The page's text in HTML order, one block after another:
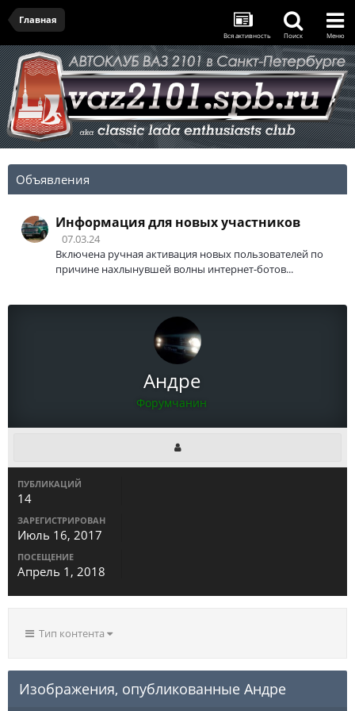
Главная
Вся активность Поиск Меню
Объявления
Информация для новых участников
07.03.24
Включена ручная активация новых пользователей по
причине нахлынувшей волны интернет-ботов...
Андре
Форумчанин
ПУБЛИКАЦИЙ
14
ЗАРЕГИСТРИРОВАН
Июль 16, 2017
ПОСЕЩЕНИЕ
Апрель 1, 2018
Тип контента
Изображения, опубликованные Андре